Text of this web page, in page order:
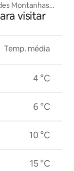
Montanhas
visitar
Temp. média
4 °C
6 °C
10 °C
15 °C